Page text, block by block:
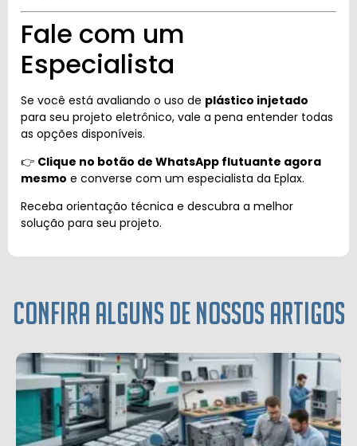
Fale com um
Especialista
Se você está avaliando o uso de plástico injetado
para seu projeto eletrônico, vale a pena entender todas
as opções disponíveis.
👉 Clique no botão de WhatsApp flutuante agora
mesmo e converse com um especialista da Eplax.
Receba orientação técnica e descubra a melhor
solução para seu projeto.
Confira alguns de nossos artigos